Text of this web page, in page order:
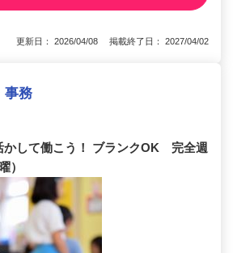
更新日： 2026/04/08 掲載終了日： 2027/04/02
事務
かして働こう！ ブランクOK 完全週
）